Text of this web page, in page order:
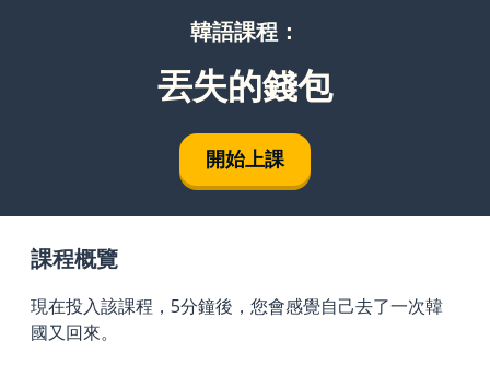
韓語課程：
丟失的錢包
開始上課
課程概覽
現在投入該課程，5分鐘後，您會感覺自己去了一次韓
國又回來。